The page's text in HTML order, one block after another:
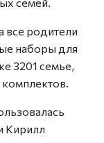
все родители
наборы для
3201 семье,
Кирилл